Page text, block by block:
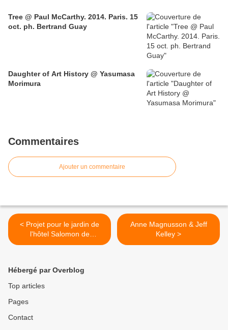
Tree @ Paul McCarthy. 2014. Paris. 15
oct. ph. Bertrand Guay
Daughter of Art History @ Yasumasa
Morimura
Commentaires
Ajouter un commentaire
< Projet pour le jardin de
l'hôtel Salomon de
Rothchild @ B. Lavier
Anne Magnusson & Jeff
Kelley >
Hébergé par Overblog
Top articles
Pages
Contact